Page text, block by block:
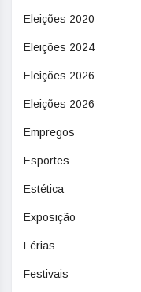
Eleições 2020
Eleições 2024
Eleições 2026
Eleições 2026
Empregos
Esportes
Estética
Exposição
Férias
Festivais